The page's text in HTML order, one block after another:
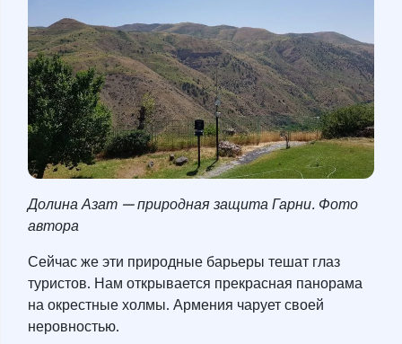
Долина Азат — природная защита Гарни. Фото
автора
Сейчас же эти природные барьеры тешат глаз
туристов. Нам открывается прекрасная панорама
на окрестные холмы. Армения чарует своей
неровностью.